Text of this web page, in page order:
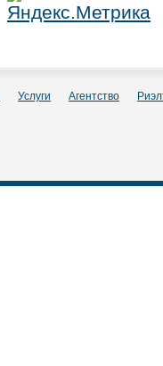
Услуги Агентство